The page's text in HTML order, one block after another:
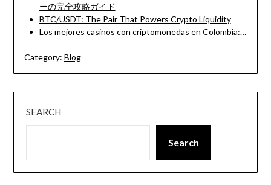
ーの完全攻略ガイド
BTC/USDT: The Pair That Powers Crypto Liquidity
Los mejores casinos con criptomonedas en Colombia:…
Category: Blog
SEARCH
Search